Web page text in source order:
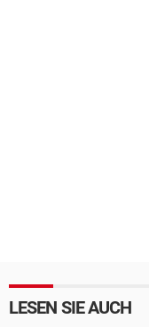
LESEN SIE AUCH